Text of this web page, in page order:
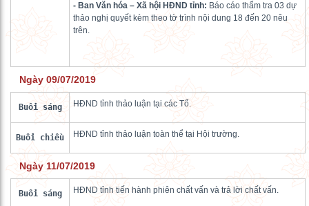
- Ban Văn hóa – Xã hội HĐND tỉnh: Báo cáo thẩm tra 03 dự
thảo nghị quyết kèm theo tờ trình nội dung 18 đến 20 nêu
trên.
Ngày 09/07/2019
Buổi sáng HĐND tỉnh thảo luận tại các Tổ.
Buổi chiều HĐND tỉnh thảo luận toàn thể tại Hội trường.
Ngày 11/07/2019
Buổi sáng HĐND tỉnh tiến hành phiên chất vấn và trả lời chất vấn.